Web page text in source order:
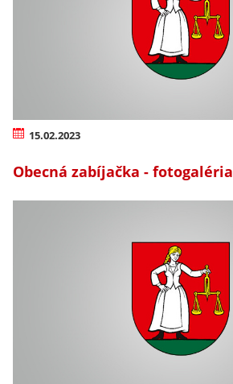
15.02.2023
Obecná zabíjačka - fotogaléria